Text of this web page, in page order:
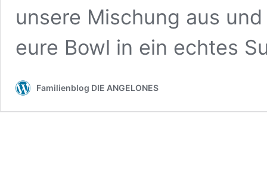
unsere Mischung aus
eure Bowl in ein echtes
Familienblog DIE ANGELONES